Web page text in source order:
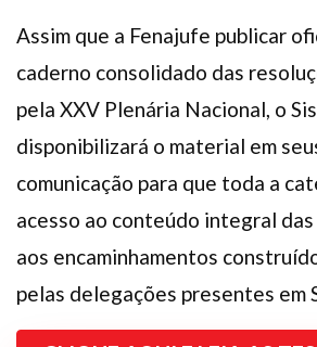
Assim que a Fenajufe publicar
caderno consolidado das
pela XXV Plenária Nacional, o
disponibilizará o material em
comunicação para que toda a
acesso ao conteúdo integral
aos encaminhamentos
pelas delegações presentes em